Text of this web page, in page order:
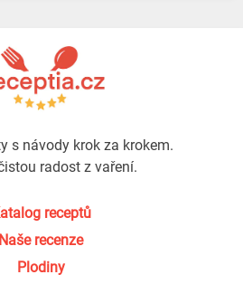
s návody krok za krokem.
radost z vaření.
receptů
Naše recenze
Plodiny